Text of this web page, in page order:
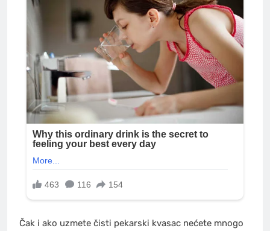
Čak i ako uzmete čisti pekarski kvasac nećete mnogo